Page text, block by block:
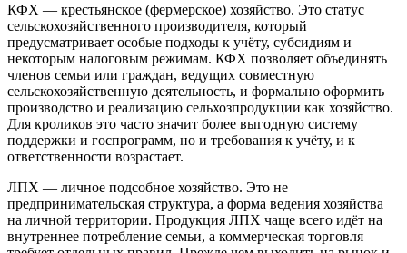
КФХ — крестьянское (фермерское) хозяйство. Это статус
сельскохозяйственного производителя, который
предусматривает особые подходы к учёту, субсидиям и
некоторым налоговым режимам. КФХ позволяет объединять
членов семьи или граждан, ведущих совместную
сельскохозяйственную деятельность, и формально оформить
производство и реализацию сельхозпродукции как хозяйство.
Для кроликов это часто значит более выгодную систему
поддержки и госпрограмм, но и требования к учёту, и к
ответственности возрастает.
ЛПХ — личное подсобное хозяйство. Это не
предпринимательская структура, а форма ведения хозяйства
на личной территории. Продукция ЛПХ чаще всего идёт на
внутреннее потребление семьи, а коммерческая торговля